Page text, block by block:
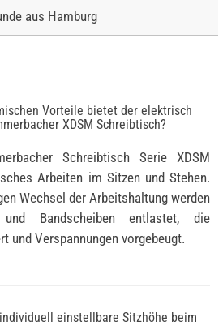
aus Hamburg
Vorteile bietet der elektrisch
XDSM Schreibtisch?
Schreibtisch Serie XDSM
Arbeiten im Sitzen und Stehen.
Wechsel der Arbeitshaltung werden
Bandscheiben entlastet, die
und Verspannungen vorgebeugt.
einstellbare Sitzhöhe beim